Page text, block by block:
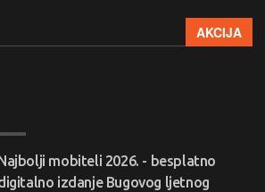
AKCIJA
mobiteli 2026. - besplatno
izdanje Bugovog ljetnog